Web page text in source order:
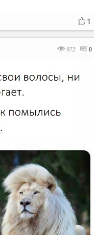
1
972 0